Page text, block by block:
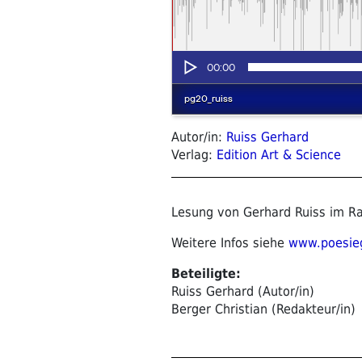
Autor/in: Ruiss Gerhard
Verlag: Edition Art & Science
Lesung von Gerhard Ruiss im
Weitere Infos siehe
Beteiligte:
Ruiss Gerhard (Autor/in)
Berger Christian (Redakteur/in)